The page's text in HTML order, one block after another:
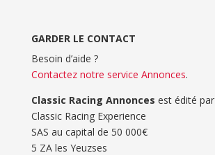
GARDER LE CONTACT
Besoin d’aide ?
Contactez notre service Annonces.
Classic Racing Annonces est édité par
Classic Racing Experience
SAS au capital de 50 000€
5 ZA les Yeuzses